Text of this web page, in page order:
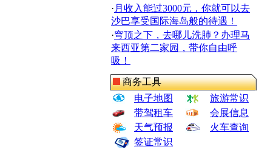
· 月收入能过3000元，你就可以去
沙巴享受国际海岛般的待遇！
·穹顶之下，去哪儿洗肺？办理马
来西亚第二家园，带你自由呼
吸！
商务工具
电子地图
旅游常识
带驾租车
会展信息
天气预报
火车查询
签证常识